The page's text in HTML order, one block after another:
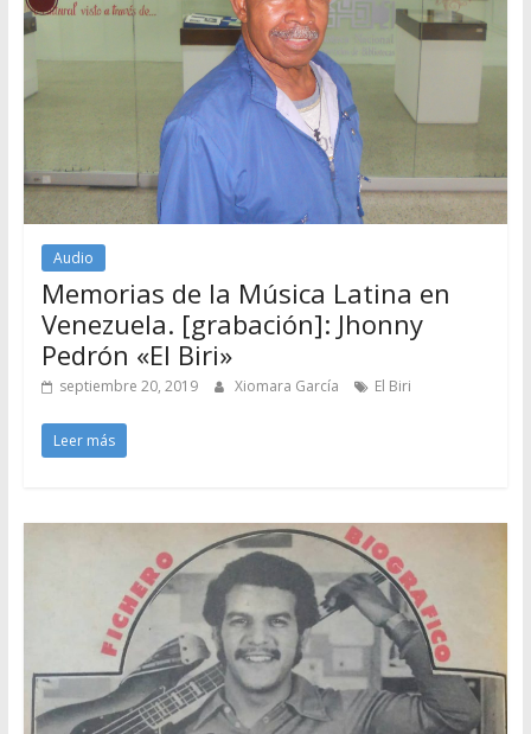
Audio
Memorias de la Música Latina en
Venezuela. [grabación]: Jhonny
Pedrón «El Biri»
septiembre 20, 2019 Xiomara García El Biri
Leer más